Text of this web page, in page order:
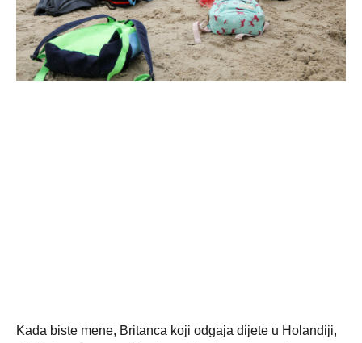
Kada biste mene, Britanca koji odgaja dijete u Holandiji,